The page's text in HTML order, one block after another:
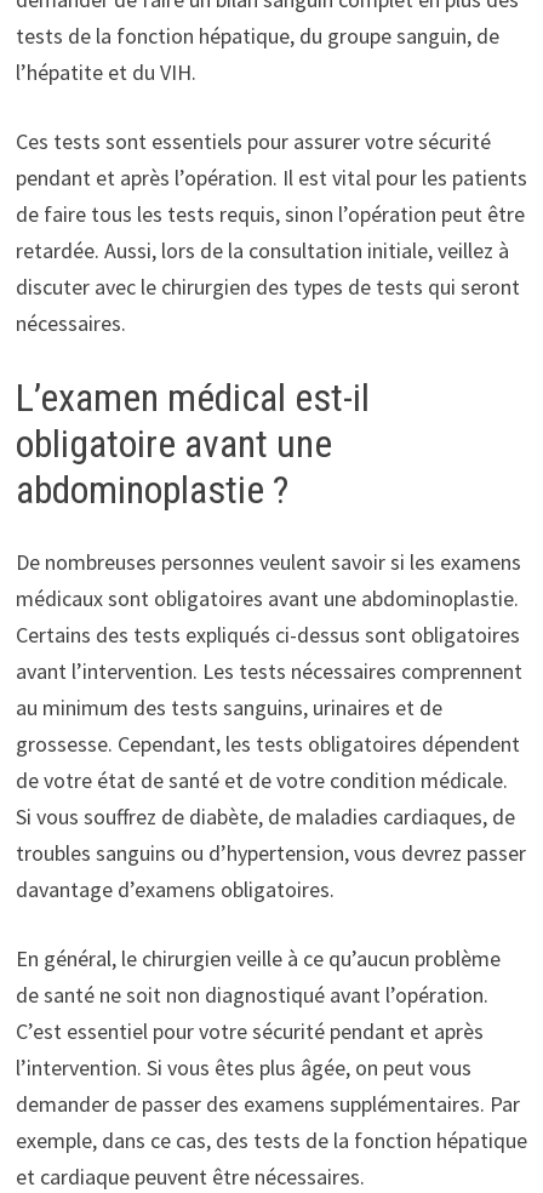
tests de la fonction hépatique, du groupe sanguin, de
l’hépatite et du VIH.
Ces tests sont essentiels pour assurer votre sécurité
pendant et après l’opération. Il est vital pour les patients
de faire tous les tests requis, sinon l’opération peut être
retardée. Aussi, lors de la consultation initiale, veillez à
discuter avec le chirurgien des types de tests qui seront
nécessaires.
L’examen médical est-il
obligatoire avant une
abdominoplastie ?
De nombreuses personnes veulent savoir si les examens
médicaux sont obligatoires avant une abdominoplastie.
Certains des tests expliqués ci-dessus sont obligatoires
avant l’intervention. Les tests nécessaires comprennent
au minimum des tests sanguins, urinaires et de
grossesse. Cependant, les tests obligatoires dépendent
de votre état de santé et de votre condition médicale.
Si vous souffrez de diabète, de maladies cardiaques, de
troubles sanguins ou d’hypertension, vous devrez passer
davantage d’examens obligatoires.
En général, le chirurgien veille à ce qu’aucun problème
de santé ne soit non diagnostiqué avant l’opération.
C’est essentiel pour votre sécurité pendant et après
l’intervention. Si vous êtes plus âgée, on peut vous
demander de passer des examens supplémentaires. Par
exemple, dans ce cas, des tests de la fonction hépatique
et cardiaque peuvent être nécessaires.